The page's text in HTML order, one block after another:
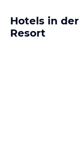
Hotels in der
Resort